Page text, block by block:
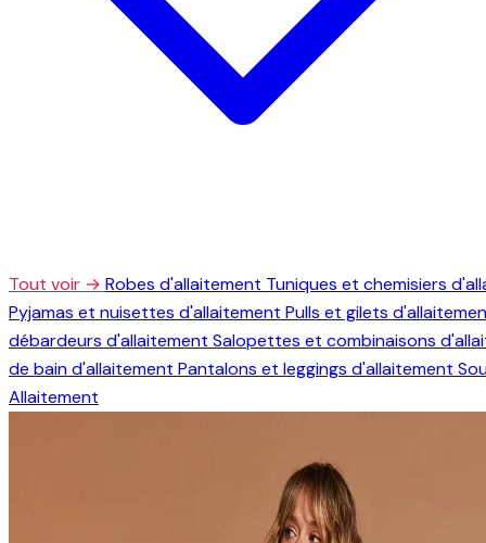
Tout voir → Robes d'allaitement Tuniques et chemisiers
Pyjamas et nuisettes d'allaitement Pulls et gilets
débardeurs d'allaitement Salopettes et combinaisons
de bain d'allaitement Pantalons et leggings d'allaitement
Allaitement